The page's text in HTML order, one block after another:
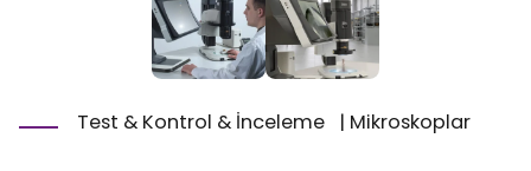
Test & Kontrol & İnceleme | Mikroskoplar